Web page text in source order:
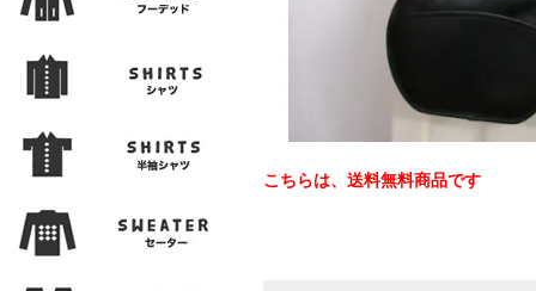
こちらは、送料無料商品です